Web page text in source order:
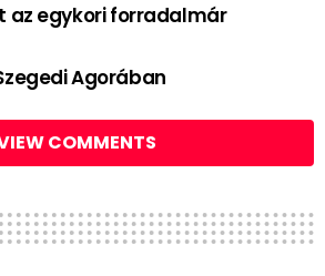
az egykori forradalmár
Agorában
COMMENTS